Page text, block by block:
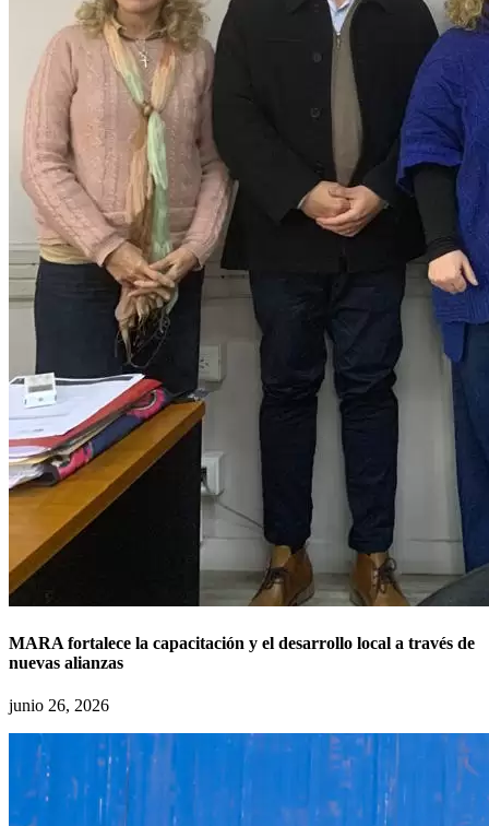
MARA fortalece la capacitación y el desarrollo local a través de
nuevas alianzas
junio 26, 2026